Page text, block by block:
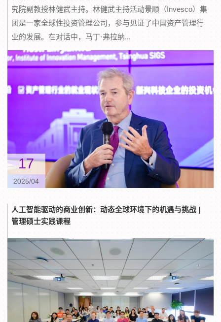
17
2025/04
究院副教授林健武主持。林健武主持活动景顺（Invesco）集
团是一家全球性投资管理公司，参与见证了中国资产管理行
业的发展。在对话中，马丁·弗拉纳...
人工智能驱动的商业创新：动态全球环境下的机遇与挑战 |
管理硕士实践课程